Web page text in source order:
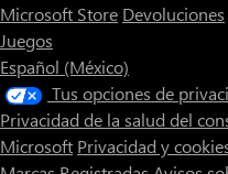
Microsoft Store Devoluciones
Juegos
Español (México)
Tus opciones de
Privacidad de la salud del
Microsoft Privacidad y